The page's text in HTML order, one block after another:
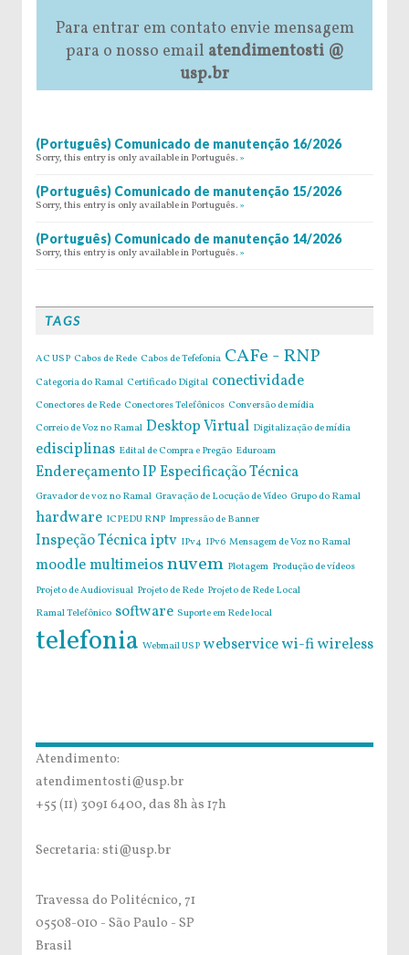
Para entrar em contato envie mensagem
para o nosso email atendimentosti @
usp.br
(Português) Comunicado de manutenção 16/2026
Sorry, this entry is only available in Português. »
(Português) Comunicado de manutenção 15/2026
Sorry, this entry is only available in Português. »
(Português) Comunicado de manutenção 14/2026
Sorry, this entry is only available in Português. »
TAGS
AC USP Cabos de Rede Cabos de Tefefonia CAFe - RNP
Categoria do Ramal Certificado Digital conectividade
Conectores de Rede Conectores Telefônicos Conversão de mídia
Correio de Voz no Ramal Desktop Virtual Digitalização de mídia
edisciplinas Edital de Compra e Pregão Eduroam
Endereçamento IPEspecificação Técnica
Gravador de voz no Ramal Gravação de Locução de Vídeo Grupo do Ramal
hardware ICPEDU RNP Impressão de Banner
Inspeção Técnicaiptv IPv4 IPv6 Mensagem de Voz no Ramal
moodlemultimeiosnuvem Plotagem Produção de vídeos
Projeto de Audiovisual Projeto de Rede Projeto de Rede Local
Ramal Telefônico software Suporte em Rede local
telefonia Webmail USP webservicewi-fiwireless
Atendimento:
atendimentosti@usp.br
+55 (11) 3091 6400, das 8h às 17h
Secretaria: sti@usp.br
Travessa do Politécnico, 71
05508-010 - São Paulo - SP
Brasil